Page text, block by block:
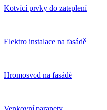
Kotvící prvky do zateplení
Elektro instalace na fasádě
Hromosvod na fasádě